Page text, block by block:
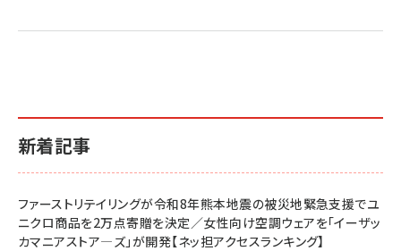
新着記事
ファーストリテイリングが令和8年熊本地震の被災地緊急支援でユ
ニクロ商品を2万点寄贈を決定／女性向け空調ウェアを「イーザッ
カマニアストア―ズ」が開発【ネッ担アクセスランキング】